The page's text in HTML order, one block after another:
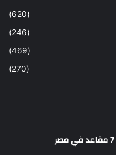
(620)
(246)
(469)
(270)